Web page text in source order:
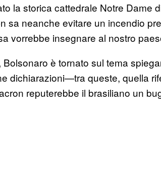
la storica cattedrale Notre Dame
sa neanche evitare un incendio
vorrebbe insegnare al nostro
è tornato sul tema
dichiarazioni—tra queste, quella
reputerebbe il brasiliano un